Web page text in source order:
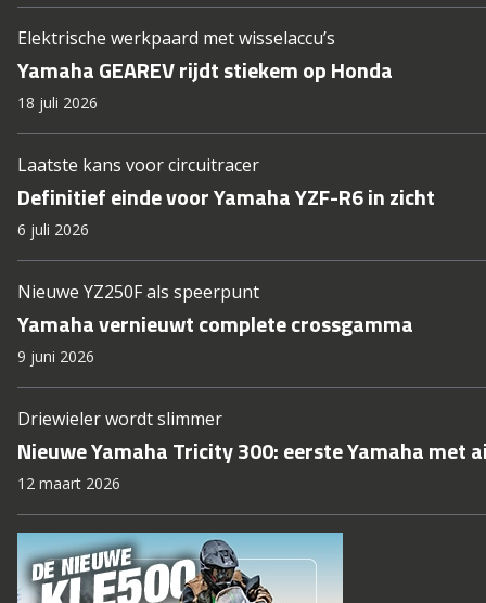
Elektrische werkpaard met wisselaccu’s
Yamaha GEAREV rijdt stiekem op Honda
18 juli 2026
Laatste kans voor circuitracer
Definitief einde voor Yamaha YZF-R6 in zicht
6 juli 2026
Nieuwe YZ250F als speerpunt
Yamaha vernieuwt complete crossgamma
9 juni 2026
Driewieler wordt slimmer
Nieuwe Yamaha Tricity 300: eerste Yamaha met
12 maart 2026